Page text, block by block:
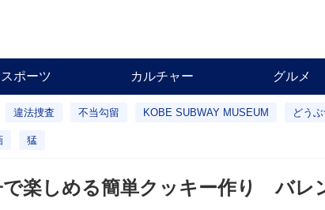
スポーツ カルチャー グルメ
違法捜査 不当勾留 KOBE SUBWAY MUSEUM どう
猛
楽しめる簡単クッキー作り バレ